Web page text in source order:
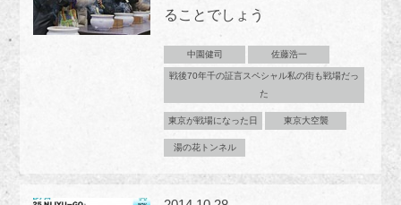
ることでしょう
中園健司 佐藤浩一
戦後70年千の証言スペシャル私の街も戦場だっ
た
東京が戦場になった日 東京大空襲
湯の花トンネル